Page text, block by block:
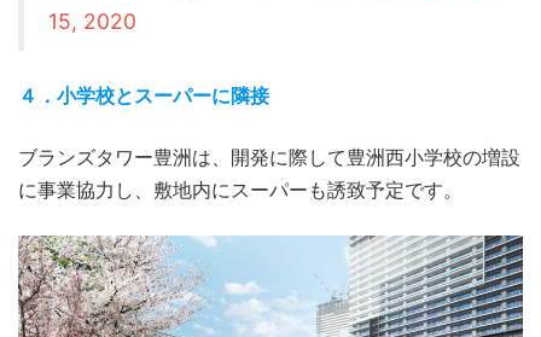
15, 2020
４．小学校とスーパーに隣接
ブランズタワー豊洲は、開発に際して豊洲西小学校の増設
に事業協力し、敷地内にスーパーも誘致予定です。